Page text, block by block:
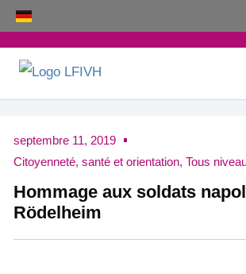
Aller
au
contenu
septembre 11, 2019
Citoyenneté, santé et orientation, Tous
Hommage aux soldats
Rödelheim